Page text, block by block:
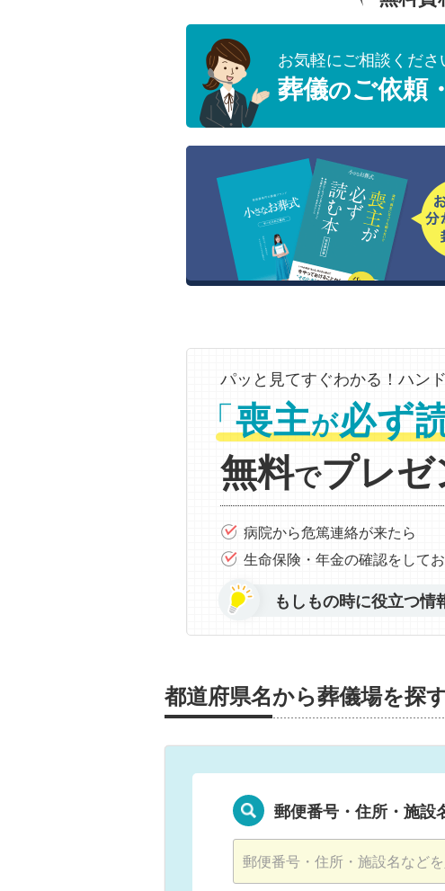
お気軽にご相談くださ
葬儀のご依頼
パッと見てすぐわかる！ハン
「喪主が必ず
無料でプレ
病院から危篤連絡が来たら
生命保険・年金の確認をして
もしもの時に役立つ情
都道府県名から葬儀場を探
郵便番号・住所・施設